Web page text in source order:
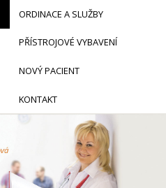
ORDINACE A SLUŽBY
PŘÍSTROJOVÉ VYBAVENÍ
NOVÝ PACIENT
KONTAKT